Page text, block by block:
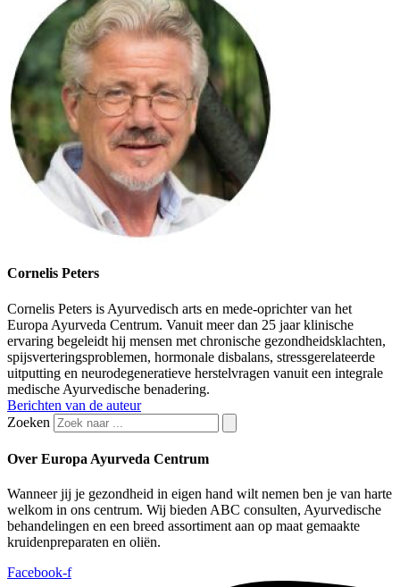
Cornelis Peters
Cornelis Peters is Ayurvedisch arts en mede-oprichter van het
Europa Ayurveda Centrum. Vanuit meer dan 25 jaar klinische
ervaring begeleidt hij mensen met chronische gezondheidsklachten,
spijsverteringsproblemen, hormonale disbalans, stressgerelateerde
uitputting en neurodegeneratieve herstelvragen vanuit een integrale
medische Ayurvedische benadering.
Berichten van de auteur
Zoeken
Over Europa Ayurveda Centrum
Wanneer jij je gezondheid in eigen hand wilt nemen ben je van harte
welkom in ons centrum. Wij bieden ABC consulten, Ayurvedische
behandelingen en een breed assortiment aan op maat gemaakte
kruidenpreparaten en oliën.
Facebook-f